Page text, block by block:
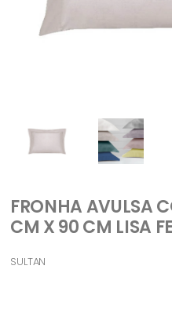
FRONHA AVULSA
CM X 90 CM LISA
SULTAN